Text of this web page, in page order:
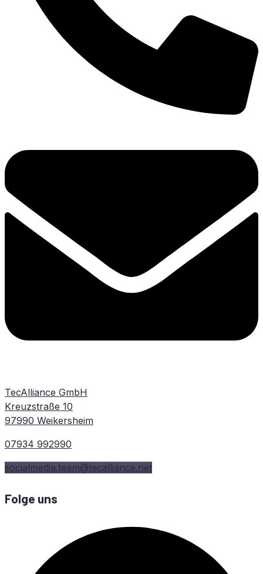
TecAlliance GmbH
Kreuzstraße 10
97990 Weikersheim
07934 992990
socialmedia.team@tecalliance.net
Folge uns